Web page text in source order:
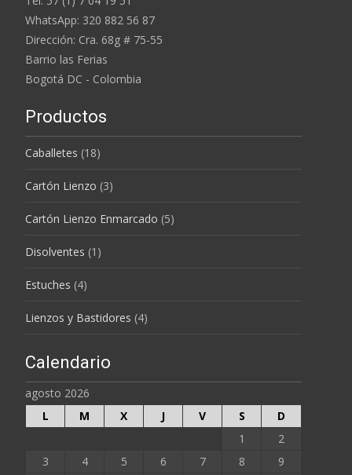
WhatsApp: 320 882 56 87
Dirección: Cra. 68g # 75-55
Barrio las Ferias
Bogotá DC - Colombia
Productos
Caballetes (18)
Cartón Lienzo (3)
Cartón Lienzo Enmarcado (5)
Disolventes (1)
Estuches (4)
Lienzos y Bastidores (4)
Calendario
agosto 2026
L
M X J V S
D
1
2
3
4 5 6 7 8 9